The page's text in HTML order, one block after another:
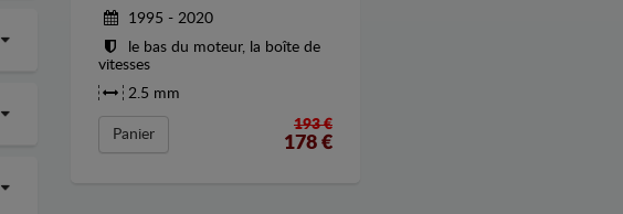
1995 - 2020
le bas du moteur, la boîte de
vitesses
2.5 mm
Panier
193 €
178€